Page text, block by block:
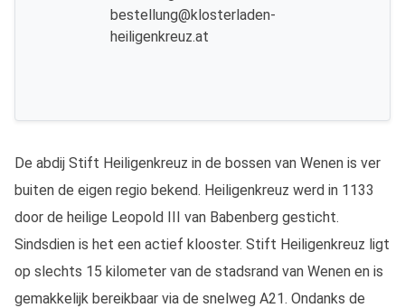
bestellung@klosterladen-
heiligenkreuz.at
De abdij Stift Heiligenkreuz in de bossen van Wenen is ver
buiten de eigen regio bekend. Heiligenkreuz werd in 1133
door de heilige Leopold III van Babenberg gesticht.
Sindsdien is het een actief klooster. Stift Heiligenkreuz ligt
op slechts 15 kilometer van de stadsrand van Wenen en is
gemakkelijk bereikbaar via de snelweg A21. Ondanks de